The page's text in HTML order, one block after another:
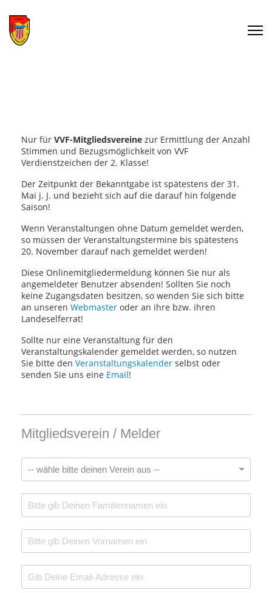
Nur für VVF-Mitgliedsvereine zur Ermittlung der Anzahl
Stimmen und Bezugsmöglichkeit von VVF
Verdienstzeichen der 2. Klasse!
Der Zeitpunkt der Bekanntgabe ist spätestens der 31.
Mai j. J. und bezieht sich auf die darauf hin folgende
Saison!
Wenn Veranstaltungen ohne Datum gemeldet werden,
so müssen der Veranstaltungstermine bis spätestens
20. November darauf nach gemeldet werden!
Diese Onlinemitgliedermeldung können Sie nur als
angemeldeter Benutzer absenden! Sollten Sie noch
keine Zugangsdaten besitzen, so wenden Sie sich bitte
an unseren Webmaster oder an ihre bzw. ihren
Landeselferrat!
Sollte nur eine Veranstaltung für den
Veranstaltungskalender gemeldet werden, so nutzen
Sie bitte den Veranstaltungskalender selbst oder
senden Sie uns eine Email!
Mitgliedsverein / Melder